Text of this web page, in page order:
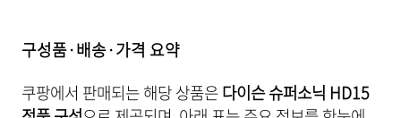
구성품·배송·가격 요약
쿠팡에서 판매되는 해당 상품은다이슨 슈퍼소닉 HD15